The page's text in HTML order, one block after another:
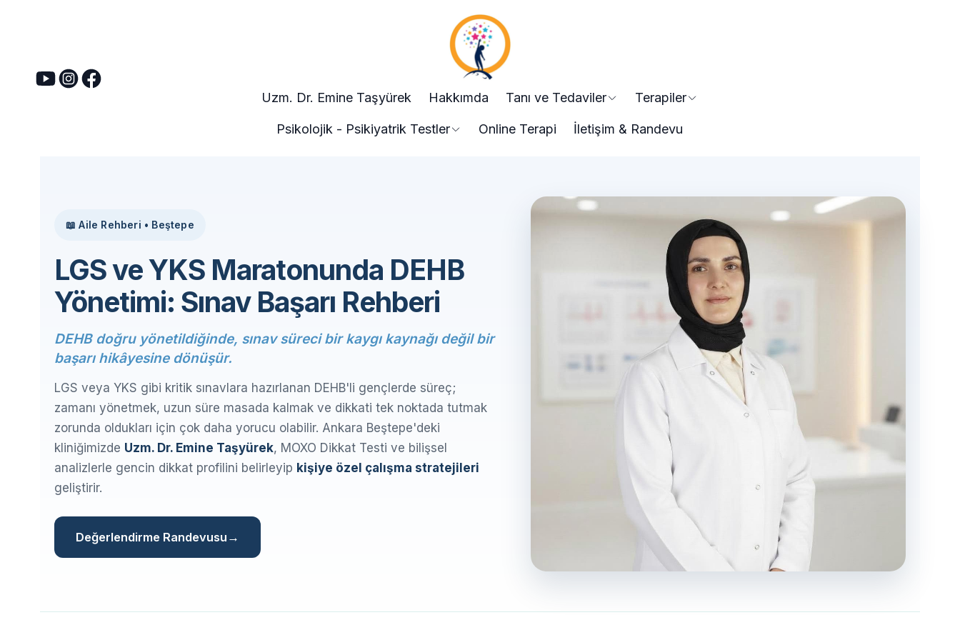
Uzm. Dr. Emine Taşyürek Hakkımda Tanı ve Tedaviler Terapiler
Psikolojik - Psikiyatrik Testler Online Terapi İletişim & Randevu
📖 Aile Rehberi • Beştepe
LGS ve YKS Maratonunda DEHB
Yönetimi: Sınav Başarı Rehberi
DEHB doğru yönetildiğinde, sınav süreci bir kaygı kaynağı değil bir
başarı hikâyesine dönüşür.
LGS veya YKS gibi kritik sınavlara hazırlanan DEHB'li gençlerde süreç;
zamanı yönetmek, uzun süre masada kalmak ve dikkati tek noktada tutmak
zorunda oldukları için çok daha yorucu olabilir. Ankara Beştepe'deki
kliniğimizde Uzm. Dr. Emine Taşyürek, MOXO Dikkat Testi ve bilişsel
analizlerle gencin dikkat profilini belirleyip kişiye özel çalışma stratejileri
geliştirir.
Değerlendirme Randevusu